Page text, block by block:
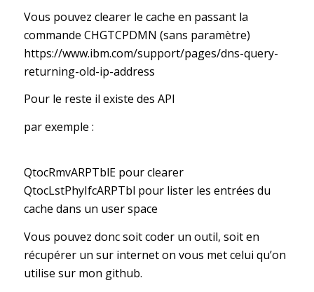
Vous pouvez clearer le cache en passant la
commande CHGTCPDMN (sans paramètre)
https://www.ibm.com/support/pages/dns-query-
returning-old-ip-address
Pour le reste il existe des API
par exemple :
QtocRmvARPTblE pour clearer
QtocLstPhyIfcARPTbl pour lister les entrées du
cache dans un user space
Vous pouvez donc soit coder un outil, soit en
récupérer un sur internet on vous met celui qu’on
utilise sur mon github.